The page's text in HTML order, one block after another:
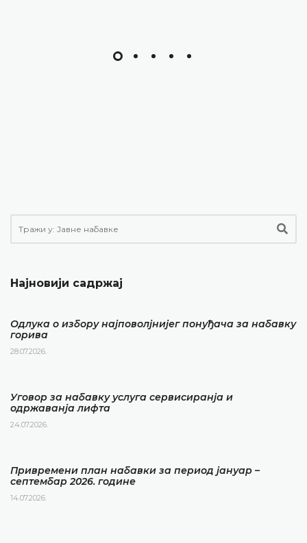
Најновији садржај
Одлука о избору најповолјнијег понуђача за набавку
горива
28.07.2026.
Уговор за набавку услуга сервисиранја и
одржаванја лифта
24.07.2026.
Привремени план набавки за период јануар –
септембар 2026. године
14.07.2026.